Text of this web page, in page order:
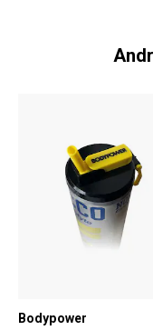
Bodypower